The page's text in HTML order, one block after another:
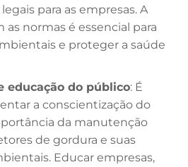
para as empresas. A
normas é essencial para
e proteger a saúde
educação do público: É
a conscientização do
da manutenção
de gordura e suas
Educar empresas,